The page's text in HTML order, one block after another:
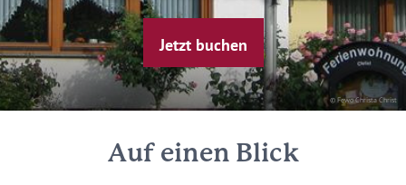
© Fewo Christa Christ
Jetzt buchen
Auf einen Blick